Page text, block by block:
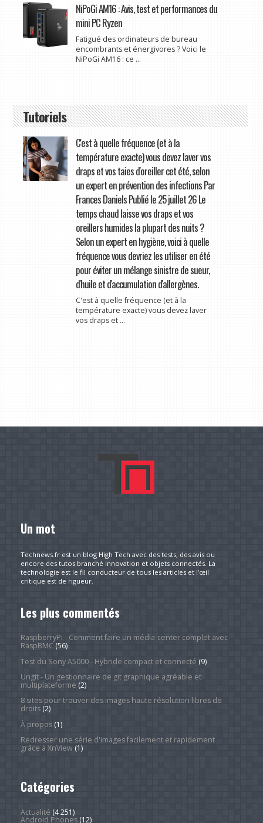
NiPoGi AM16 : Avis, test et performances du
mini PC Ryzen
Fatigué des ordinateurs de bureau
encombrants et énergivores ? Voici le
NiPoGi AM16 : ce ...
Tutoriels
C'est à quelle fréquence (et à la
température exacte) vous devez laver vos
draps et vos taies d'oreiller cet été, selon
un expert en prévention des infections Par
Frances Daniels Publié le 25 juillet 26 Le
temps chaud laisse vos draps et vos
oreillers humides la plupart des nuits ?
Selon un expert en hygiène, voici à quelle
fréquence vous devriez les utiliser en été
pour éviter un mélange sinistre de sueur,
d'huile et d'accumulation d'allergènes.
C'est à quelle fréquence (et à la
température exacte) vous devez laver
vos draps et ...
Un mot
Technews.fr est un blog High Tech avec des tests, des avis ou
encore des tutos branché innovation et objets connectés. La
technologie est le fil conducteur de tous les articles et l’œil
critique est de rigueur.
Les plus commentés
RaspberryPi - Comment faire un média-center complet avec
RaspBMC(56)
Test du Sony A5000 - Hybride compact et connecté (9)
Ungit - Un gestionnaire de git graphique agréable et
multiplateforme (2)
8 sites pour trouver des images haute résolution libres de
droits(2)
À propos(1)
Redresser une série d'images facilement et rapidement
grâce à XnView(1)
Catégories
Actualité (4 251)
Android Phones(12)